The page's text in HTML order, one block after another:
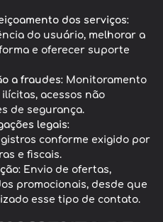
dos serviços:
do usuário, melhorar a
e oferecer suporte
a fraudes: Monitoramento
acessos não
de segurança.
legais:
conforme exigido por
e fiscais.
: Envio de ofertas,
promocionais, desde que
esse tipo de contato.